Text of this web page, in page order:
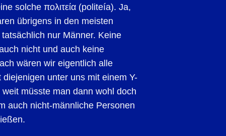
solche πολιτεία (politeía). Ja,
übrigens in den meisten
nur Männer. Keine
nicht und auch keine
wären wir eigentlich alle
unter uns mit einem Y-
müsste man dann wohl doch
auch nicht-männliche Personen